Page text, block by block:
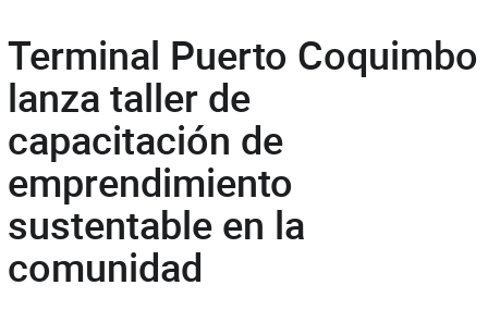
Terminal Puerto Coquimbo
lanza taller de
capacitación de
emprendimiento
sustentable en la
comunidad